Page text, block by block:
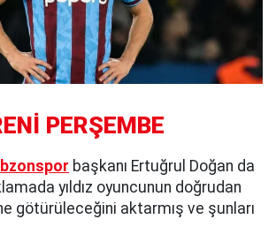
PERŞEMBE
başkanı Ertuğrul Doğan da
yıldız oyuncunun doğrudan
götürüleceğini aktarmış ve şunları